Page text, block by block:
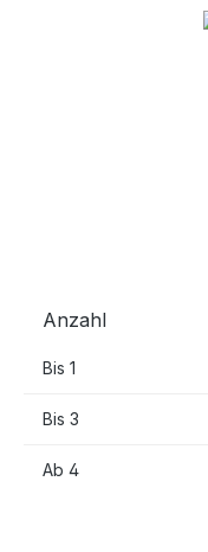
Bildergalerie
Anzahl
Bis 1
Bis 3
Ab 4